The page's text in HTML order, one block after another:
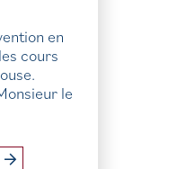
en
cours
le